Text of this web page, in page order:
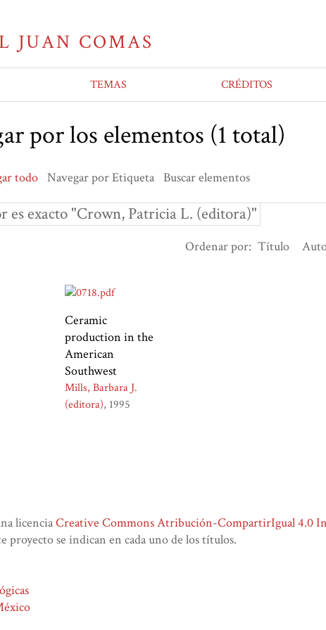
TEMAS CRÉDITOS
por los elementos (1 total)
todo Navegar por Etiqueta Buscar elementos
es exacto "Crown, Patricia L. (editora)"
Ordenar por: Título
Ceramic
production in the
American
Southwest
Mills, Barbara J.
(editora) 1995
licenciaCreative Commons Atribución-CompartirIgual 4.0
proyecto se indican en cada uno de los títulos.